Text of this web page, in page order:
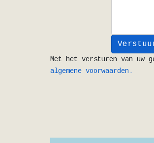
Met het versturen van uw
algemene voorwaarden.